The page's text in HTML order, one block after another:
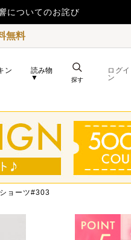
【重要】令和8年熊
無料
ン
読み物
▼
ログイ
ン
探す
ョーツ#303